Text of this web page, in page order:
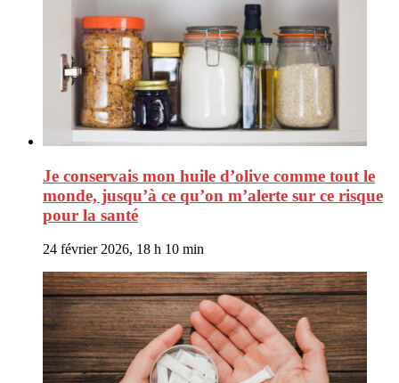
Je conservais mon huile d’olive comme tout le
monde, jusqu’à ce qu’on m’alerte sur ce risque
pour la santé
24 février 2026, 18 h 10 min